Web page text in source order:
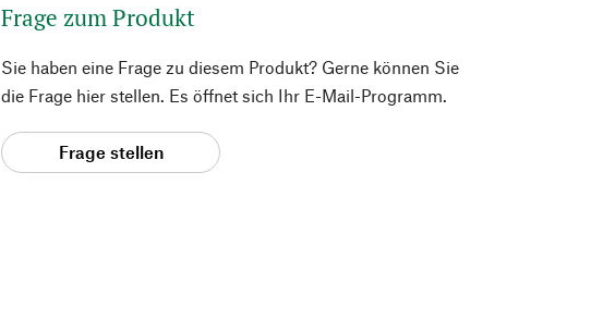
Frage zum Produkt
Sie haben eine Frage zu diesem Produkt? Gerne können Sie
die Frage hier stellen. Es öffnet sich Ihr E-Mail-Programm.
Frage stellen